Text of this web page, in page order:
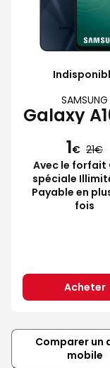
SAMSUNG
Galaxy
1€ 21
Avec le forfait
spéciale
Payable en
fois
Acheter
Comparer un
mobile